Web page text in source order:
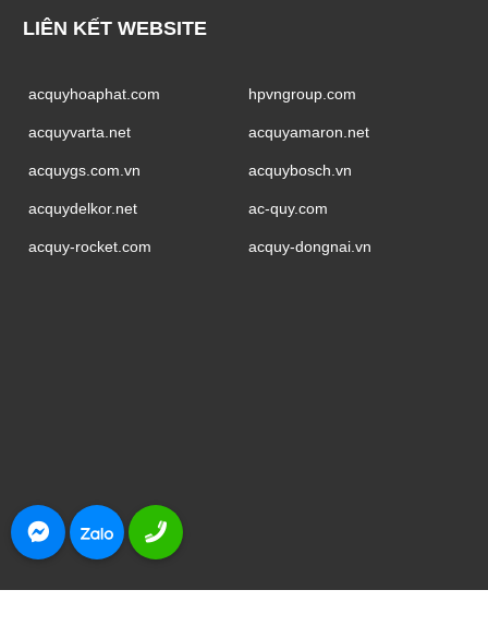
LIÊN KẾT WEBSITE
acquyhoaphat.com hpvngroup.com
acquyvarta.net acquyamaron.net
acquygs.com.vn acquybosch.vn
acquydelkor.net ac-quy.com
acquy-rocket.com acquy-dongnai.vn